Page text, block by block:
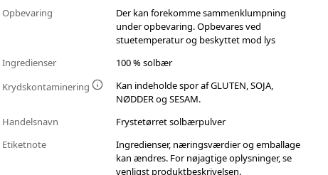
Opbevaring
Der kan forekomme sammenklumpning
under opbevaring. Opbevares ved
stuetemperatur og beskyttet mod lys
Ingredienser
100 % solbær
Krydskontaminering
Kan indeholde spor af GLUTEN, SOJA,
NØDDER og SESAM.
Handelsnavn
Frystetørret solbærpulver
Etiketnote
Ingredienser, næringsværdier og emballage
kan ændres. For nøjagtige oplysninger, se
venligst produktbeskrivelsen.